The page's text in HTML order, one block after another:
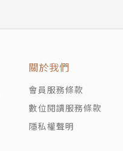
關於我們
會員服務條款
數位閱讀服務條款
隱私權聲明